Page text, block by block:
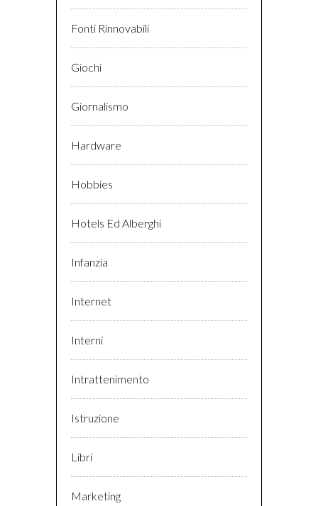
Fonti Rinnovabili
Giochi
Giornalismo
Hardware
Hobbies
Hotels Ed Alberghi
Infanzia
Internet
Interni
Intrattenimento
Istruzione
Libri
Marketing